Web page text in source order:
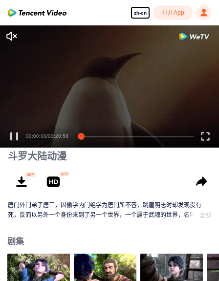
zh-cn 打开App
00:00:00/00:20:58
斗罗大陆动漫
唐门外门弟子唐三，因偷学内门绝学为唐门所不容，跳崖明志时却发现没有
死，反而以另外一个身份来到了另一个世界，一个属于武魂的世界，名叫斗罗
有器物，武魂可以辅助人们的日常生活。而其中一些特别出色的武魂却可以用
来修炼并进行战斗，这个职业，是斗罗大陆上最为强大也是最荣耀的职业“魂
师”。 小小的唐三在圣魂村开始了他的魂师修炼之路，并萌生了振兴唐门的梦
想。当唐门暗器来到斗罗大陆，当唐三武魂觉醒，他能否在这片武魂的世界再
全部
剧集